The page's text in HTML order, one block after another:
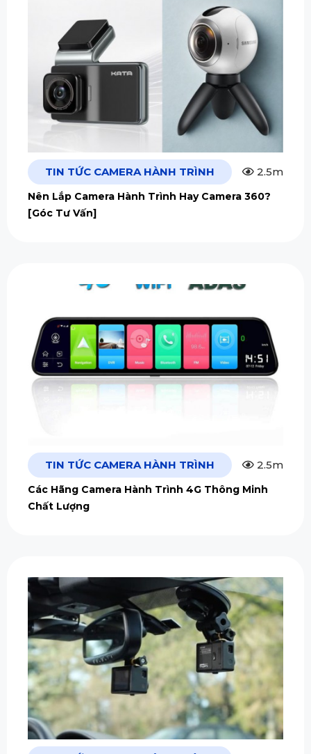
TIN TỨC CAMERA HÀNH TRÌNH 2.5m
Nên Lắp Camera Hành Trình Hay Camera 360?
[Góc Tư Vấn]
TIN TỨC CAMERA HÀNH TRÌNH 2.5m
Các Hãng Camera Hành Trình 4G Thông Minh
Chất Lượng